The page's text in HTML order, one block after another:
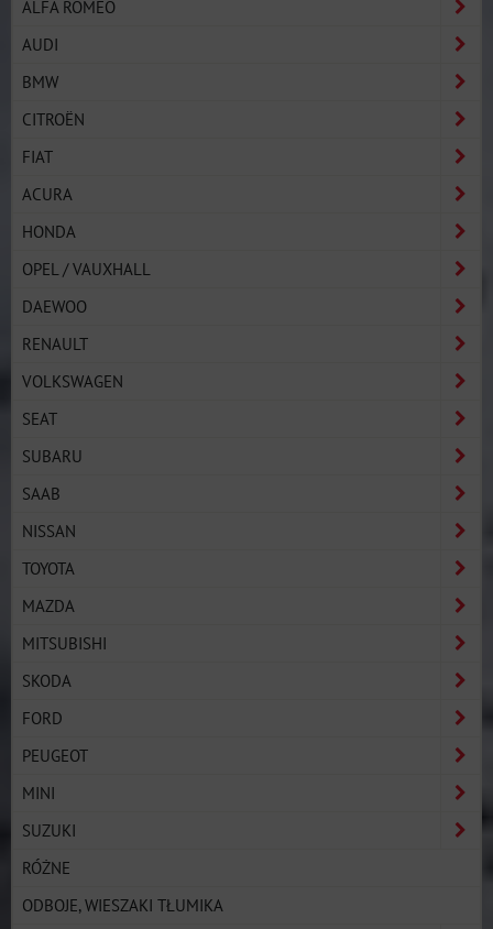
ALFA ROMEO
AUDI
BMW
CITROËN
FIAT
ACURA
HONDA
OPEL / VAUXHALL
DAEWOO
RENAULT
VOLKSWAGEN
SEAT
SUBARU
SAAB
NISSAN
TOYOTA
MAZDA
MITSUBISHI
SKODA
FORD
PEUGEOT
MINI
SUZUKI
RÓŻNE
ODBOJE, WIESZAKI TŁUMIKA